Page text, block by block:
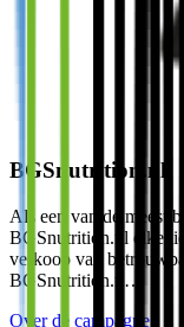
BGSnutrition.nl
Als een van de meest
BGSnutrition.nl elke
verkoop van
BGSnutrition.n…
Over de campagne